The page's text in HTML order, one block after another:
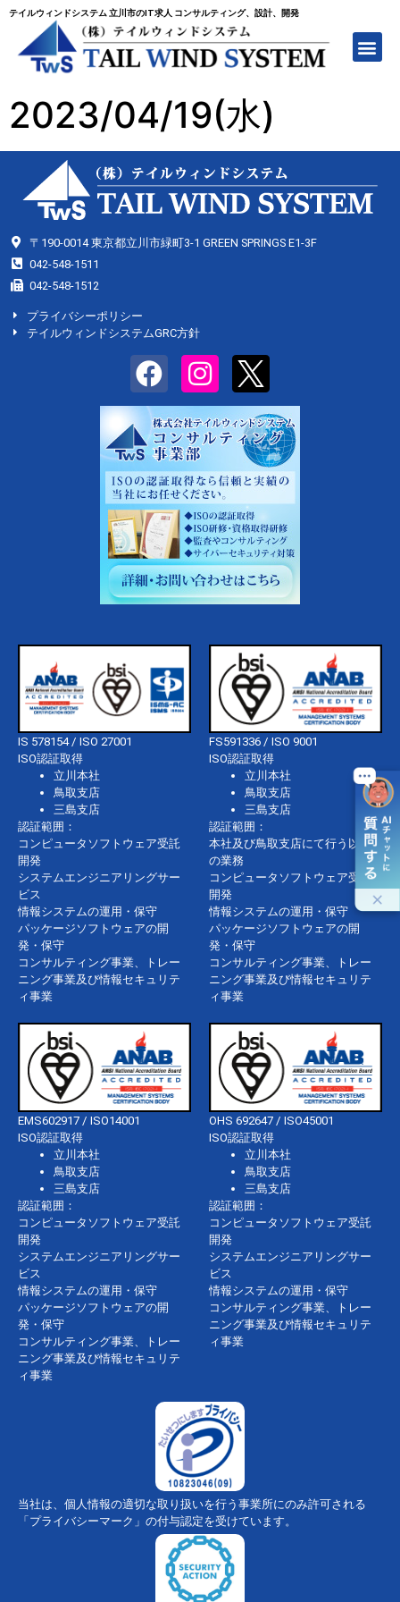
テイルウィンドシステム 立川市のIT求人 コンサルティング、設計、開発
2023/04/19(水)
〒190-0014 東京都立川市緑町3-1 GREEN SPRINGS E1-3F
042-548-1511
042-548-1512
プライバシーポリシー
テイルウィンドシステムGRC方針
IS 578154 / ISO 27001
ISO認証取得
立川本社
鳥取支店
三島支店
認証範囲：
コンピュータソフトウェア受託
開発
システムエンジニアリングサー
ビス
情報システムの運用・保守
パッケージソフトウェアの開
発・保守
コンサルティング事業、トレー
ニング事業及び情報セキュリテ
ィ事業
FS591336 / ISO 9001
ISO認証取得
立川本社
鳥取支店
三島支店
認証範囲：
本社及び鳥取支店にて行う以下
の業務
コンピュータソフトウェア受託
開発
情報システムの運用・保守
パッケージソフトウェアの開
発・保守
コンサルティング事業、トレー
ニング事業及び情報セキュリテ
ィ事業
EMS602917 / ISO14001
ISO認証取得
立川本社
鳥取支店
三島支店
認証範囲：
コンピュータソフトウェア受託
開発
システムエンジニアリングサー
ビス
情報システムの運用・保守
パッケージソフトウェアの開
発・保守
コンサルティング事業、トレー
ニング事業及び情報セキュリテ
ィ事業
OHS 692647 / ISO45001
ISO認証取得
立川本社
鳥取支店
三島支店
認証範囲：
コンピュータソフトウェア受託
開発
システムエンジニアリングサー
ビス
情報システムの運用・保守
コンサルティング事業、トレー
ニング事業及び情報セキュリテ
ィ事業
当社は、個人情報の適切な取り扱いを行う事業所にのみ許可される
「プライバシーマーク」の付与認定を受けています。